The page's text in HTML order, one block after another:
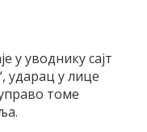
у уводнику сајт
ударац у лице
томе